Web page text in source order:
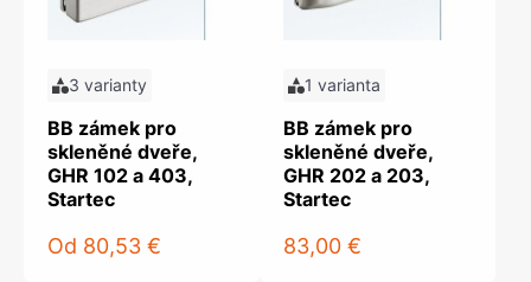
3 varianty
BB zámek pro
skleněné dveře,
GHR 102 a 403,
Startec
Od 80,53 €
1 varianta
BB zámek pro
skleněné dveře,
GHR 202 a 203,
Startec
83,00 €